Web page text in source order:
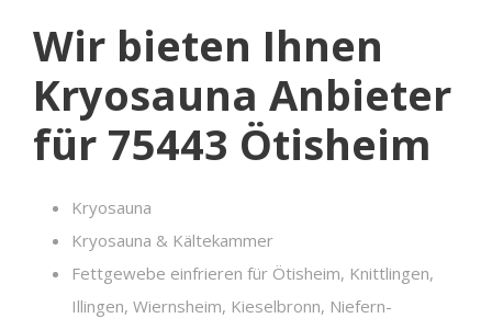
Wir bieten Ihnen
Kryosauna Anbieter
für 75443 Ötisheim
Kryosauna
Kryosauna & Kältekammer
Fettgewebe einfrieren für Ötisheim, Knittlingen,
Illingen, Wiernsheim, Kieselbronn, Niefern-